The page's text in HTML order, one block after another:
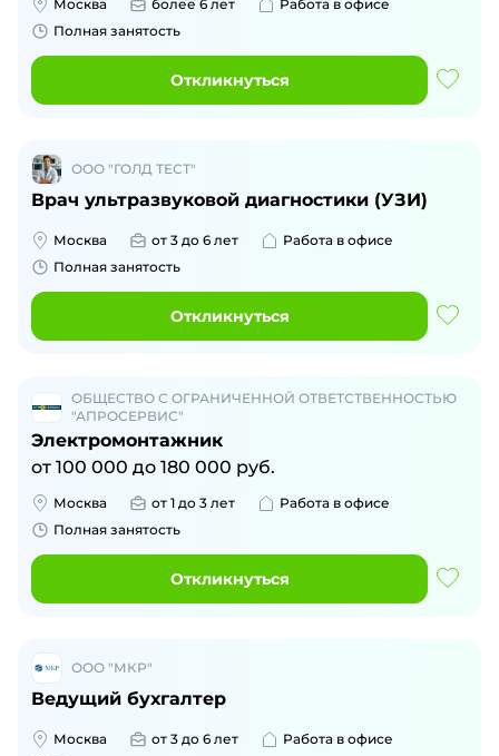
Москва более 6 лет
Работа в офисе
Полная занятость
Откликнуться
ООО "ГОЛД ТЕСТ"
Врач ультразвуковой диагностики (УЗИ)
Москва от 3 до 6 лет
Работа в офисе
Полная занятость
Откликнуться
ОБЩЕСТВО С ОГРАНИЧЕННОЙ ОТВЕТСТВЕННОСТЬЮ
"АПРОСЕРВИС"
Электромонтажник
от 100 000 до 180 000 руб.
Москва от 1 до 3 лет
Работа в офисе
Полная занятость
Откликнуться
ООО "МКР"
Ведущий бухгалтер
Москва от 3 до 6 лет
Работа в офисе